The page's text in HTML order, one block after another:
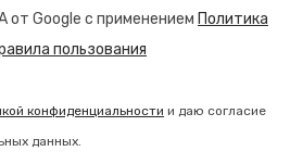
от Google с применением Политика
пользования
конфиденциальности и даю согласие
данных.